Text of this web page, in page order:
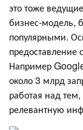
это тоже
бизнес-модель,
популярными.
предоставление
Например
около 3 млрд
работая над
релевантную